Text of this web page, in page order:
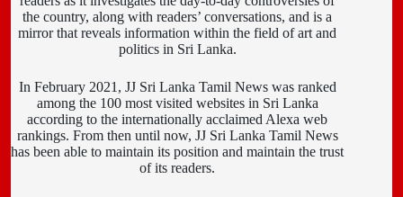
the country, along with readers’ conversations, and is a
mirror that reveals information within the field of art and
politics in Sri Lanka.
In February 2021, JJ Sri Lanka Tamil News was ranked
among the 100 most visited websites in Sri Lanka
according to the internationally acclaimed Alexa web
rankings. From then until now, JJ Sri Lanka Tamil News
has been able to maintain its position and maintain the trust
of its readers.